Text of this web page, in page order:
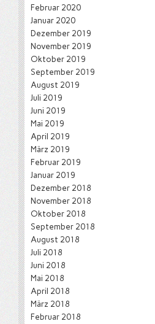
Februar 2020
Januar 2020
Dezember 2019
November 2019
Oktober 2019
September 2019
August 2019
Juli 2019
Juni 2019
Mai 2019
April 2019
März 2019
Februar 2019
Januar 2019
Dezember 2018
November 2018
Oktober 2018
September 2018
August 2018
Juli 2018
Juni 2018
Mai 2018
April 2018
März 2018
Februar 2018